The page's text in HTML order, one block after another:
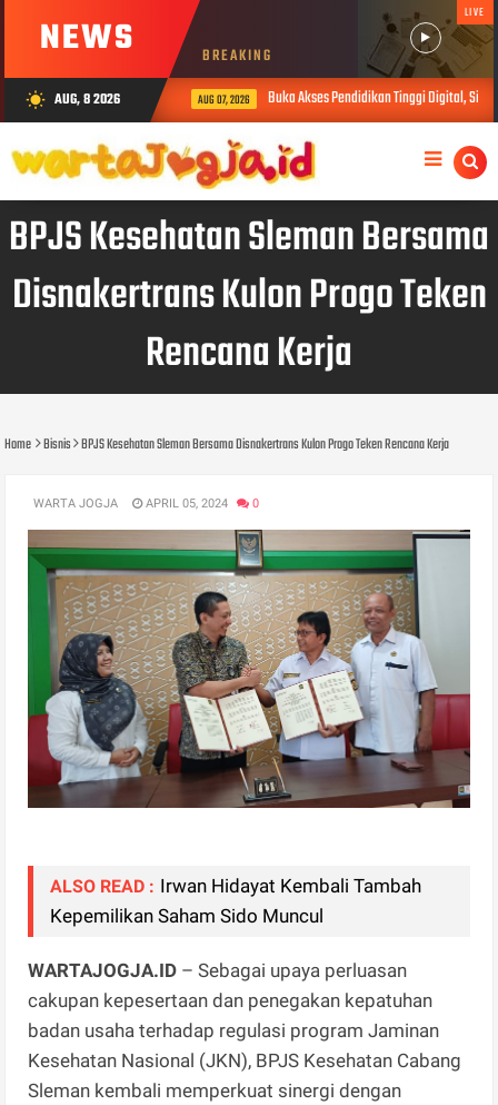
NEWS BREAKING
LIVE
wb_sunny AUG, 8 2026 AUG 07, 2026 Buka Akses Pendidikan Tinggi Digital,
BPJS Kesehatan Sleman Bersama
Disnakertrans Kulon Progo Teken
Rencana Kerja
Home Bisnis BPJS Kesehatan Sleman Bersama Disnakertrans Kulon Progo Teken Rencana Kerja
WARTA JOGJA APRIL 05, 2024 0
ALSO READ : Irwan Hidayat Kembali Tambah
Kepemilikan Saham Sido Muncul
WARTAJOGJA.ID – Sebagai upaya perluasan
cakupan kepesertaan dan penegakan kepatuhan
badan usaha terhadap regulasi program Jaminan
Kesehatan Nasional (JKN), BPJS Kesehatan Cabang
Sleman kembali memperkuat sinergi dengan